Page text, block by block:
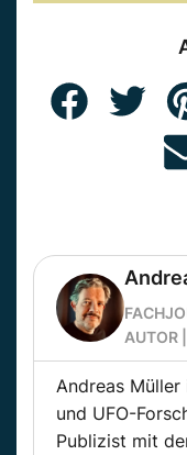
AUTOR
Andreas
und UFO-
Publizist mit